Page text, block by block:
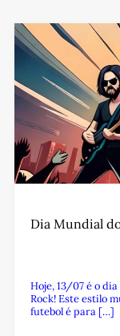
Dia Mundial
Hoje, 13/07 é o
Rock! Este estilo
futebol é para […]